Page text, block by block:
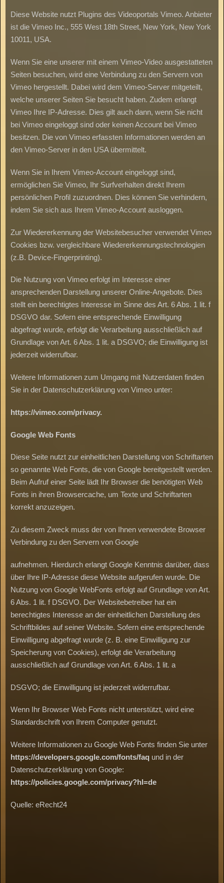
Diese Website nutzt Plugins des Videoportals Vimeo. Anbieter
ist die Vimeo Inc., 555 West 18th Street, New York, New York
10011, USA.
Wenn Sie eine unserer mit einem Vimeo-Video ausgestatteten
Seiten besuchen, wird eine Verbindung zu den Servern von
Vimeo hergestellt. Dabei wird dem Vimeo-Server mitgeteilt,
welche unserer Seiten Sie besucht haben. Zudem erlangt
Vimeo Ihre IP-Adresse. Dies gilt auch dann, wenn Sie nicht
bei Vimeo eingeloggt sind oder keinen Account bei Vimeo
besitzen. Die von Vimeo erfassten Informationen werden an
den Vimeo-Server in den USA übermittelt.
Wenn Sie in Ihrem Vimeo-Account eingeloggt sind,
ermöglichen Sie Vimeo, Ihr Surfverhalten direkt Ihrem
persönlichen Profil zuzuordnen. Dies können Sie verhindern,
indem Sie sich aus Ihrem Vimeo-Account ausloggen.
Zur Wiedererkennung der Websitebesucher verwendet Vimeo
Cookies bzw. vergleichbare Wiedererkennungstechnologien
(z.B. Device-Fingerprinting).
Die Nutzung von Vimeo erfolgt im Interesse einer
ansprechenden Darstellung unserer Online-Angebote. Dies
stellt ein berechtigtes Interesse im Sinne des Art. 6 Abs. 1 lit. f
DSGVO dar. Sofern eine entsprechende Einwilligung
abgefragt wurde, erfolgt die Verarbeitung ausschließlich auf
Grundlage von Art. 6 Abs. 1 lit. a DSGVO; die Einwilligung ist
jederzeit widerrufbar.
Weitere Informationen zum Umgang mit Nutzerdaten finden
Sie in der Datenschutzerklärung von Vimeo unter:
https://vimeo.com/privacy.
Google Web Fonts
Diese Seite nutzt zur einheitlichen Darstellung von Schriftarten
so genannte Web Fonts, die von Google bereitgestellt werden.
Beim Aufruf einer Seite lädt Ihr Browser die benötigten Web
Fonts in ihren Browsercache, um Texte und Schriftarten
korrekt anzuzeigen.
Zu diesem Zweck muss der von Ihnen verwendete Browser
Verbindung zu den Servern von Google
aufnehmen. Hierdurch erlangt Google Kenntnis darüber, dass
über Ihre IP-Adresse diese Website aufgerufen wurde. Die
Nutzung von Google WebFonts erfolgt auf Grundlage von Art.
6 Abs. 1 lit. f DSGVO. Der Websitebetreiber hat ein
berechtigtes Interesse an der einheitlichen Darstellung des
Schriftbildes auf seiner Website. Sofern eine entsprechende
Einwilligung abgefragt wurde (z. B. eine Einwilligung zur
Speicherung von Cookies), erfolgt die Verarbeitung
ausschließlich auf Grundlage von Art. 6 Abs. 1 lit. a
DSGVO; die Einwilligung ist jederzeit widerrufbar.
Wenn Ihr Browser Web Fonts nicht unterstützt, wird eine
Standardschrift von Ihrem Computer genutzt.
Weitere Informationen zu Google Web Fonts finden Sie unter
https://developers.google.com/fonts/faq und in der
Datenschutzerklärung von Google:
https://policies.google.com/privacy?hl=de
Quelle: eRecht24